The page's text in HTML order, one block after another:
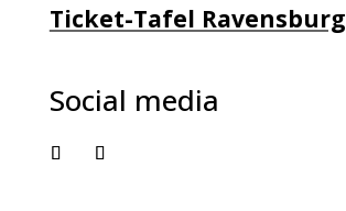
Ticket-Tafel Ravensburg
Social media